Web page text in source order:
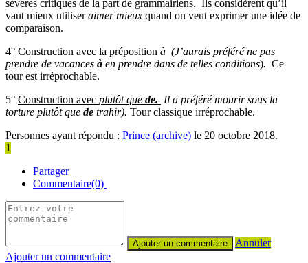
sévères critiques de la part de grammairiens. Ils considèrent qu’il
vaut mieux utiliseraimer mieux quand on veut exprimer une idée de
comparaison.
4° Construction avec la préposition à (J’aurais préféré ne pas
prendre de vacances à en prendre dans de telles conditions). Ce
tour est irréprochable.
5° Construction avec plutôt que de. Il a préféré mourir sous la
torture plutôt que de trahir). Tour classique irréprochable.
Personnes ayant répondu : Prince (archive) le 20 octobre 2018.
1
Partager
Commentaire(0)
Annuler
Ajouter un commentaire